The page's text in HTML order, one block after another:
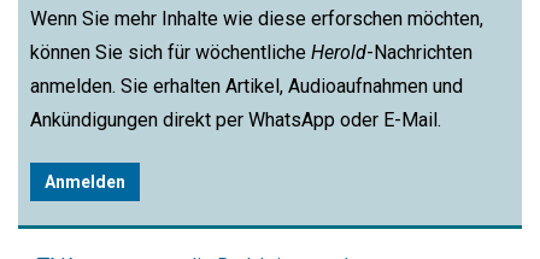
Wenn Sie mehr Inhalte wie diese erforschen möchten,
können Sie sich für wöchentliche Herold-Nachrichten
anmelden. Sie erhalten Artikel, Audioaufnahmen und
Ankündigungen direkt per WhatsApp oder E-Mail.
Anmelden